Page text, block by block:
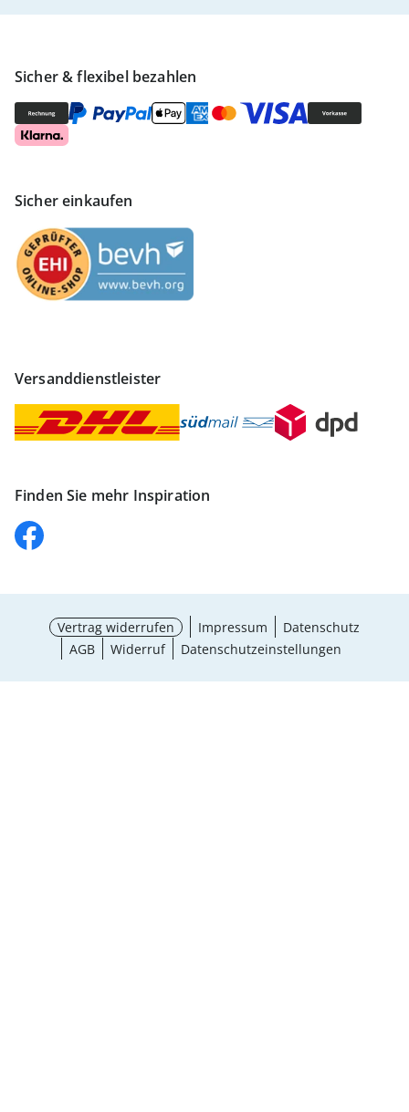
Sicher & flexibel bezahlen
Sicher einkaufen
Versanddienstleister
Finden Sie mehr Inspiration
Vertrag widerrufen Impressum
Datenschutz
AGB
Widerruf Datenschutzeinstellungen